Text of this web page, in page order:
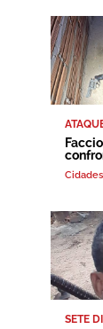
Cidades
SETE